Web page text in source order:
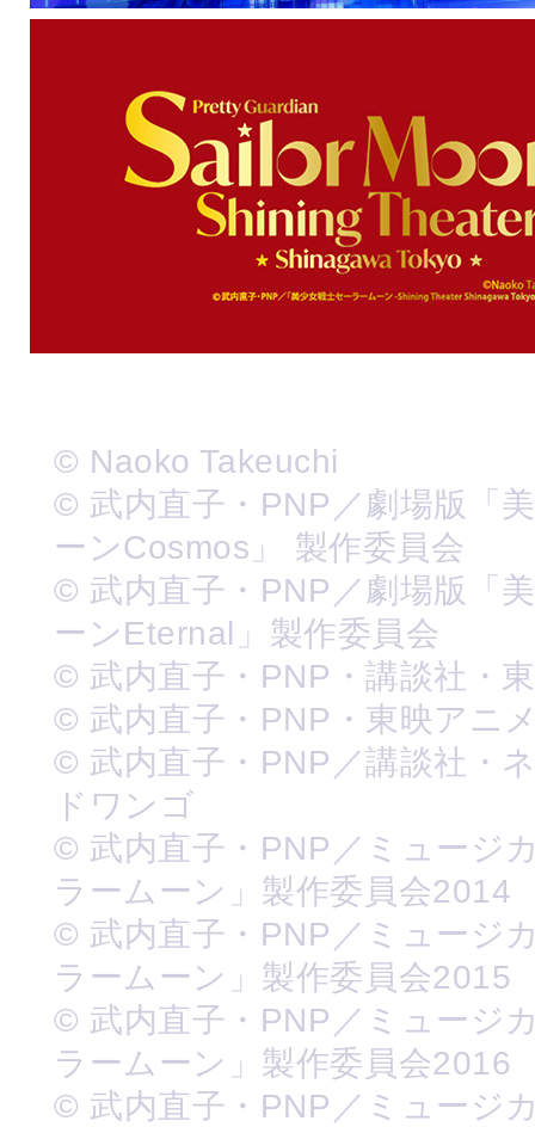
© Naoko Takeuchi
© 武内直子・PNP／劇場版「
ーンCosmos」 製作委員会
© 武内直子・PNP／劇場版「
ーンEternal」製作委員会
© 武内直子・PNP・講談社・
© 武内直子・PNP・東映アニ
© 武内直子・PNP／講談社・
ドワンゴ
© 武内直子・PNP／ミュージ
ラームーン」製作委員会2014
© 武内直子・PNP／ミュージ
ラームーン」製作委員会2015
© 武内直子・PNP／ミュージ
ラームーン」製作委員会2016
© 武内直子・PNP／ミュージ